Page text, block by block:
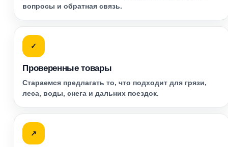
вопросы и обратная связь.
✓
Проверенные товары
Стараемся предлагать то, что подходит для грязи,
леса, воды, снега и дальних поездок.
↗